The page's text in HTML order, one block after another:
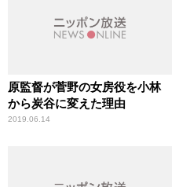
原監督が菅野の女房役を小林
から炭谷に変えた理由
2019.06.14